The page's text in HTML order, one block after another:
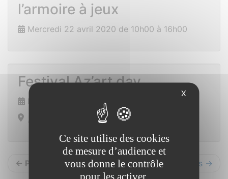
l’armoire à jeux
Mercredi 22 avril 2020 de 10h00 à 16h00
Festival Az’art day
Du 1er au 2 mai 2020
← Précédents Suivants →
X
Ce site utilise des cookies
de mesure d’audience et
vous donne le contrôle
pour les activer.